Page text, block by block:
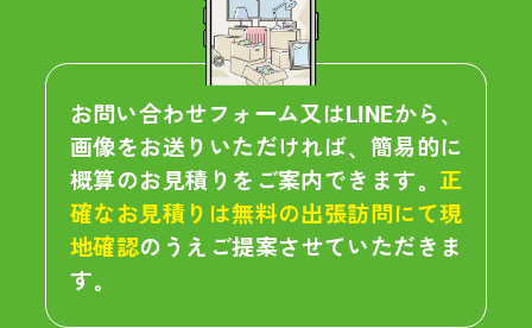
お問い合わせフォーム又はLINEから、
画像をお送りいただければ、簡易的に
概算のお見積りをご案内できます。 正
確なお見積りは無料の出張訪問にて現
地確認のうえご提案させていただきま
す。